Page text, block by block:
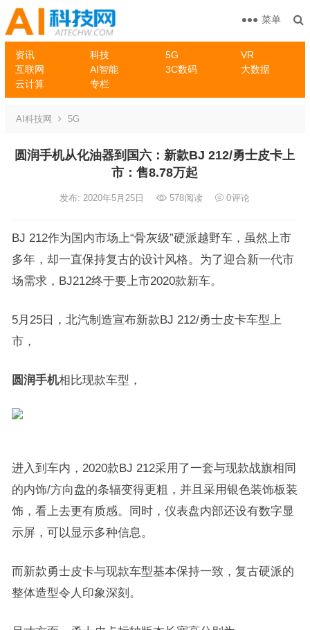
资讯 科技 5G
VR
互联网
AI智能 3C数码
大数据
云计算
专栏
菜单
AI科技网 5G
圆润手机从化油器到国六：新款BJ 212/勇士皮卡上
市：售8.78万起
发布: 2020年5月25日 578阅读 0评论
BJ 212作为国内市场上“骨灰级”硬派越野车，虽然上市
多年，却一直保持复古的设计风格。为了迎合新一代市
场需求，BJ212终于要上市2020款新车。
5月25日，北汽制造宣布新款BJ 212/勇士皮卡车型上
市，
圆润手机相比现款车型，
进入到车内，2020款BJ 212采用了一套与现款战旗相同
的内饰/方向盘的条辐变得更粗，并且采用银色装饰板装
饰，看上去更有质感。同时，仪表盘内部还设有数字显
示屏，可以显示多种信息。
而新款勇士皮卡与现款车型基本保持一致，复古硬派的
整体造型令人印象深刻。